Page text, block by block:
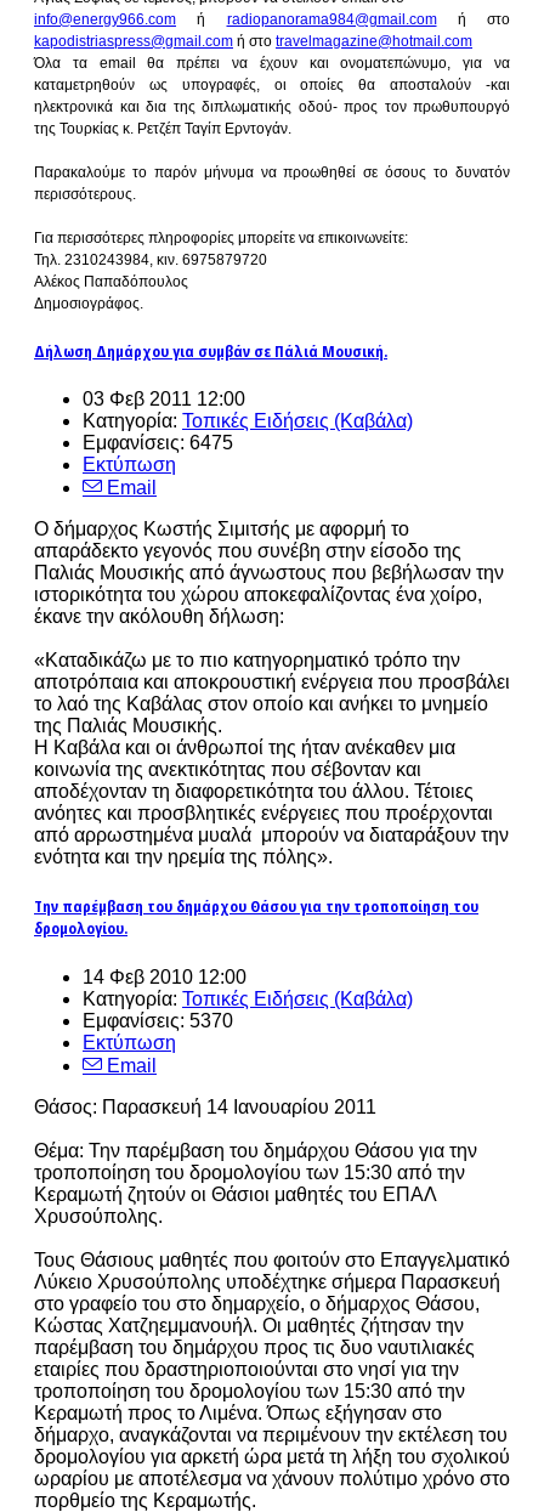
info@energy966.com ή radiopanorama984@gmail.comή στο
kapodistriaspress@gmail.com ή στο travelmagazine@hotmail.com
Όλα τα email θα πρέπει να έχουν και ονοματεπώνυμο, για να
καταμετρηθούν ως υπογραφές, οι οποίες θα αποσταλούν -και
ηλεκτρονικά και δια της διπλωματικής οδού- προς τον πρωθυπουργό
της Τουρκίας κ. Ρετζέπ Ταγίπ Ερντογάν.
Παρακαλούμε το παρόν μήνυμα να προωθηθεί σε όσους το δυνατόν
περισσότερους.
Για περισσότερες πληροφορίες μπορείτε να επικοινωνείτε:
Τηλ. 2310243984, κιν. 6975879720
Αλέκος Παπαδόπουλος
Δημοσιογράφος.
Δήλωση Δημάρχου για συμβάν σε Πάλιά Μουσική.
03 Φεβ 2011 12:00
Κατηγορία: Τοπικές Ειδήσεις (Καβάλα)
Εμφανίσεις: 6475
Εκτύπωση
Email
Ο δήμαρχος Κωστής Σιμιτσής με αφορμή το
απαράδεκτο γεγονός που συνέβη στην είσοδο της
Παλιάς Μουσικής από άγνωστους που βεβήλωσαν την
ιστορικότητα του χώρου αποκεφαλίζοντας ένα χοίρο,
έκανε την ακόλουθη δήλωση:
«Καταδικάζω με το πιο κατηγορηματικό τρόπο την
αποτρόπαια και αποκρουστική ενέργεια που προσβάλει
το λαό της Καβάλας στον οποίο και ανήκει το μνημείο
της Παλιάς Μουσικής.
Η Καβάλα και οι άνθρωποί της ήταν ανέκαθεν μια
κοινωνία της ανεκτικότητας που σέβονταν και
αποδέχονταν τη διαφορετικότητα του άλλου. Τέτοιες
ανόητες και προσβλητικές ενέργειες που προέρχονται
από αρρωστημένα μυαλά μπορούν να διαταράξουν την
ενότητα και την ηρεμία της πόλης».
Την παρέμβαση του δημάρχου Θάσου για την τροποποίηση του
δρομολογίου.
14 Φεβ 2010 12:00
Κατηγορία: Τοπικές Ειδήσεις (Καβάλα)
Εμφανίσεις: 5370
Εκτύπωση
Email
Θάσος: Παρασκευή 14 Ιανουαρίου 2011
Θέμα: Την παρέμβαση του δημάρχου Θάσου για την
τροποποίηση του δρομολογίου των 15:30 από την
Κεραμωτή ζητούν οι Θάσιοι μαθητές του ΕΠΑΛ
Χρυσούπολης.
Τους Θάσιους μαθητές που φοιτούν στο Επαγγελματικό
Λύκειο Χρυσούπολης υποδέχτηκε σήμερα Παρασκευή
στο γραφείο του στο δημαρχείο, ο δήμαρχος Θάσου,
Κώστας Χατζηεμμανουήλ. Οι μαθητές ζήτησαν την
παρέμβαση του δημάρχου προς τις δυο ναυτιλιακές
εταιρίες που δραστηριοποιούνται στο νησί για την
τροποποίηση του δρομολογίου των 15:30 από την
Κεραμωτή προς το Λιμένα. Όπως εξήγησαν στο
δήμαρχο, αναγκάζονται να περιμένουν την εκτέλεση του
δρομολογίου για αρκετή ώρα μετά τη λήξη του σχολικού
ωραρίου με αποτέλεσμα να χάνουν πολύτιμο χρόνο στο
πορθμείο της Κεραμωτής.